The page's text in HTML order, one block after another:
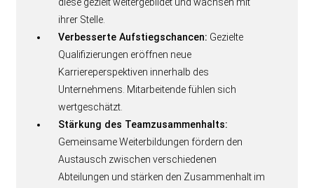
diese gezielt weitergebildet und wachsen mit
ihrer Stelle.
Verbesserte Aufstiegschancen: Gezielte
Qualifizierungen eröffnen neue
Karriereperspektiven innerhalb des
Unternehmens. Mitarbeitende fühlen sich
wertgeschätzt.
Stärkung des Teamzusammenhalts:
Gemeinsame Weiterbildungen fördern den
Austausch zwischen verschiedenen
Abteilungen und stärken den Zusammenhalt im